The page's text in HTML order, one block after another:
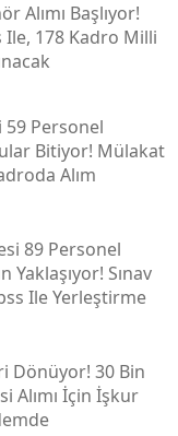
Alımı Başlıyor!
Ile, 178 Kadro Milli
59 Personel
Bitiyor! Mülakat
Alım
89 Personel
Yaklaşıyor! Sınav
Ile Yerleştirme
Dönüyor! 30 Bin
Alımı İçin İşkur